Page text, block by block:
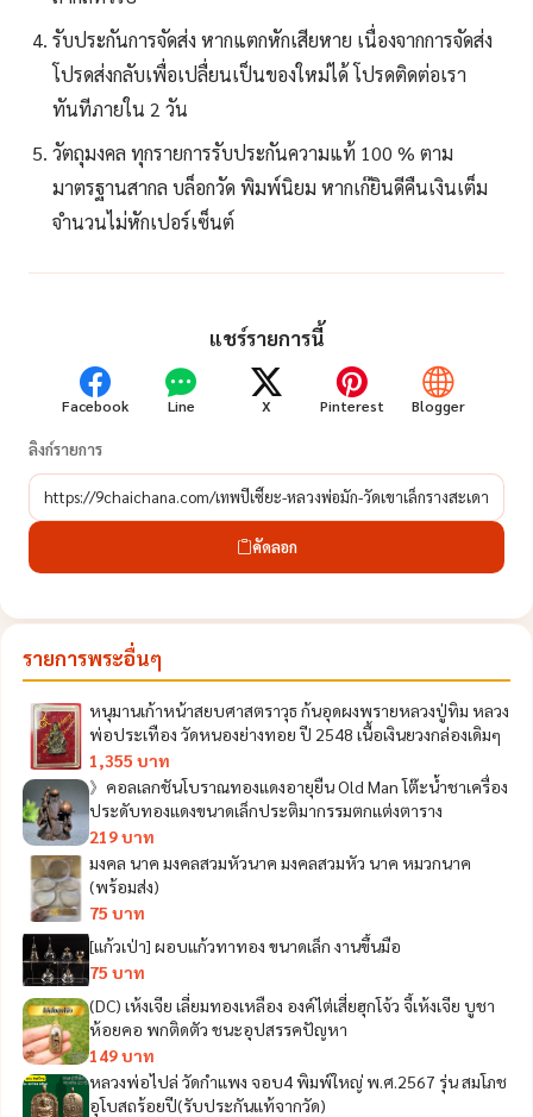
รับประกันการจัดส่ง หากแตกหักเสียหาย เนื่องจากการจัดส่ง
โปรดส่งกลับเพื่อเปลื่ยนเป็นของใหม่ได้ โปรดติดต่อเรา
ทันทีภายใน 2 วัน
วัตถุมงคล ทุกรายการรับประกันความแท้ 100 % ตาม
มาตรฐานสากล บล็อกวัด พิมพ์นิยม หากเก๊ยินดีคืนเงินเต็ม
จำนวนไม่หักเปอร์เซ็นต์
แชร์รายการนี้
Facebook Line X Pinterest Blogger
ลิงก์รายการ
คัดลอก
รายการพระอื่นๆ
หนุมานเก้าหน้าสยบศาสตราวุธ ก้นอุดผงพรายหลวงปู่ทิม หลวง
พ่อประเทือง วัดหนองย่างทอย ปี 2548 เนื้อเงินยวงกล่องเดิมๆ
1,355 บาท
》คอลเลกชันโบราณทองแดงอายุยืน Old Man โต๊ะน้ำชาเครื่อง
ประดับทองแดงขนาดเล็กประติมากรรมตกแต่งตาราง
219 บาท
มงคล นาค มงคลสวมหัวนาค มงคลสวมหัว นาค หมวกนาค
(พร้อมส่ง)
75 บาท
[แก้วเป่า] ผอบแก้วทาทอง ขนาดเล็ก งานขึ้นมือ
75 บาท
(DC) เห้งเจีย เลี่ยมทองเหลือง องค์ไต่เสี่ยฮุกโจ้ว จี้เห้งเจีย บูชา
ห้อยคอ พกติดตัว ชนะอุปสรรคปัญหา
149 บาท
หลวงพ่อไปล่ วัดกำแพง จอบ4 พิมพ์ใหญ่ พ.ศ.2567 รุ่น สมโภช
อุโบสถร้อยปี(รับประกันแท้จากวัด)